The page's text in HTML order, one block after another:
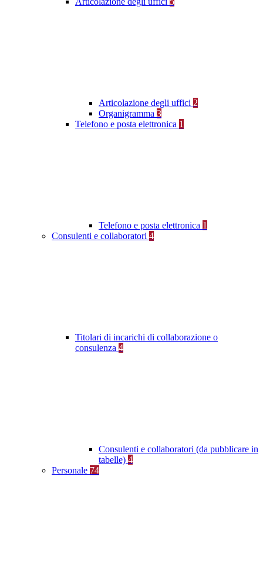
Articolazione degli uffici 2
Organigramma 3
Telefono e posta elettronica 1
Telefono e posta elettronica 1
Consulenti e collaboratori 4
Titolari di incarichi di collaborazione o
consulenza 4
Consulenti e collaboratori (da pubblicare in
tabelle) 4
Personale 74